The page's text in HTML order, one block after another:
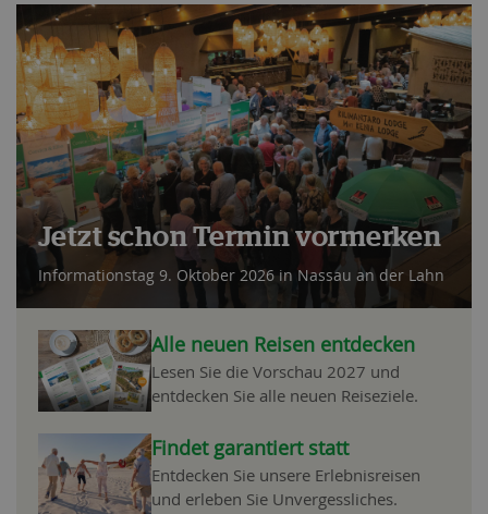
Jetzt schon Termin vormerken
Informationstag 9. Oktober 2026 in Nassau an der Lahn
Alle neuen Reisen entdecken
Lesen Sie die Vorschau 2027 und
entdecken Sie alle neuen Reiseziele.
Findet garantiert statt
Entdecken Sie unsere Erlebnisreisen
und erleben Sie Unvergessliches.